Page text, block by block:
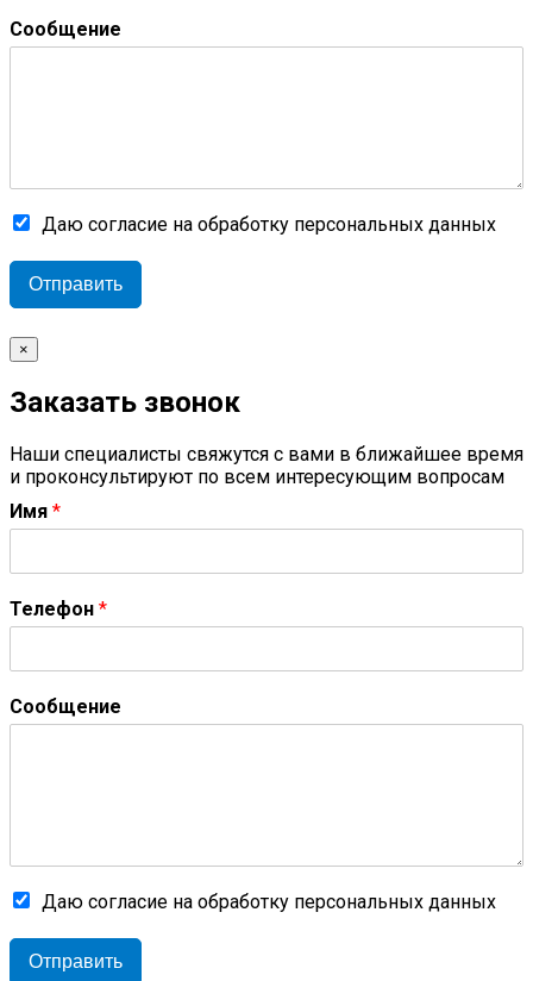
Сообщение
Даю согласие на обработку персональных данных
Отправить
×
Заказать звонок
Наши специалисты свяжутся с вами в ближайшее время
и проконсультируют по всем интересующим вопросам
Имя *
Телефон *
Сообщение
Даю согласие на обработку персональных данных
Отправить